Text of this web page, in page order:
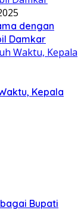
dengan
Damkar
Kepala
Bupati